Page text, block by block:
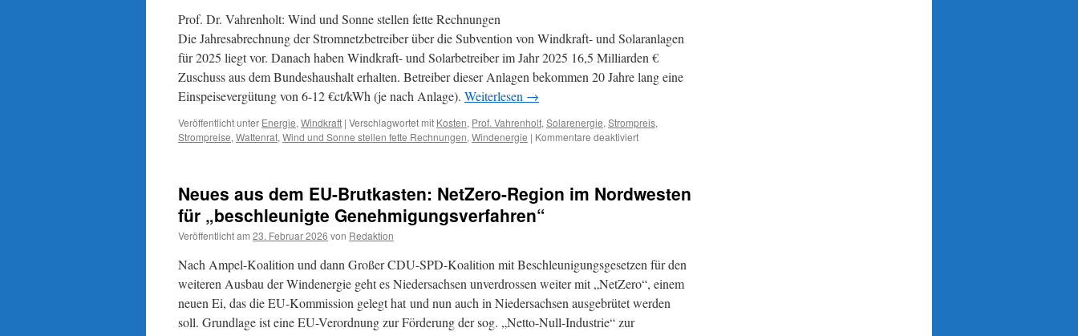
V63
und
Nationalpark
Niedersächsisches
Wattenmeer:
Prof. Dr. Vahrenholt: Wind und Sonne stellen fette Rechnungen
Die Jahresabrechnung der Stromnetzbetreiber über die Subvention von Windkraft- und Solaranlagen
für 2025 liegt vor. Danach haben Windkraft- und Solarbetreiber im Jahr 2025 16,5 Milliarden €
Zuschuss aus dem Bundeshaushalt erhalten. Betreiber dieser Anlagen bekommen 20 Jahre lang eine
Einspeisevergütung von 6-12 €ct/kWh (je nach Anlage). Weiterlesen →
Veröffentlicht unter Energie, Windkraft | Verschlagwortet mit Kosten, Prof. Vahrenholt, Solarenergie, Strompreis,
Strompreise, Wattenrat, Wind und Sonne stellen fette Rechnungen, Windenergie | Kommentare deaktiviertfür
Vahrenholt:
fette
Rechnungen“
Neues aus dem EU-Brutkasten: NetZero-Region im Nordwesten
für „beschleunigte Genehmigungsverfahren“
Veröffentlicht am 23. Februar 2026 von Redaktion
Nach Ampel-Koalition und dann Großer CDU-SPD-Koalition mit Beschleunigungsgesetzen für den
weiteren Ausbau der Windenergie geht es Niedersachsen unverdrossen weiter mit „NetZero“, einem
neuen Ei, das die EU-Kommission gelegt hat und nun auch in Niedersachsen ausgebrütet werden
soll. Grundlage ist eine EU-Verordnung zur Förderung der sog. „Netto-Null-Industrie“ zur